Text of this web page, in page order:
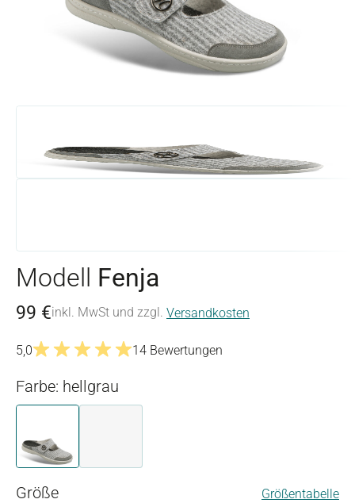
Modell Fenja
99 €inkl. MwSt und zzgl. Versandkosten
5,0
14 Bewertungen
Farbe: hellgrau
hellgrau
Größeauswählen Größentabelle